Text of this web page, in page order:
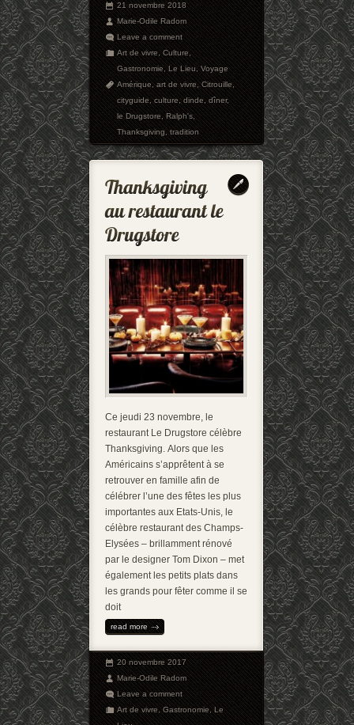
21 novembre 2018
Marie-Odile Radom
Leave a comment
Art de vivre,Culture,
Gastronomie,Le Lieu,Voyage
Amérique,art de vivre,Citrouille,
cityguide,culture,dinde,dîner,
le Drugstore,Ralph's,
Thanksgiving,tradition
Ce jeudi 23 novembre, le
restaurant Le Drugstore célèbre
Thanksgiving. Alors que les
Américains s’apprêtent à se
retrouver en famille afin de
célébrer l’une des fêtes les plus
importantes aux Etats-Unis, le
célèbre restaurant des Champs-
Elysées – brillamment rénové
par le designer Tom Dixon – met
également les petits plats dans
les grands pour fêter comme il se
doit
read more
20 novembre 2017
Marie-Odile Radom
Leave a comment
Art de vivre,Gastronomie,Le